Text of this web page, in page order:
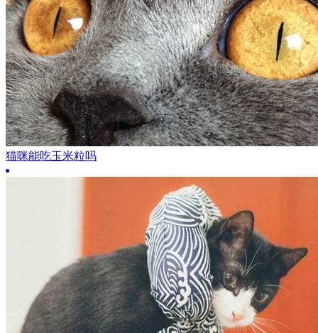
猫咪能吃玉米粒吗